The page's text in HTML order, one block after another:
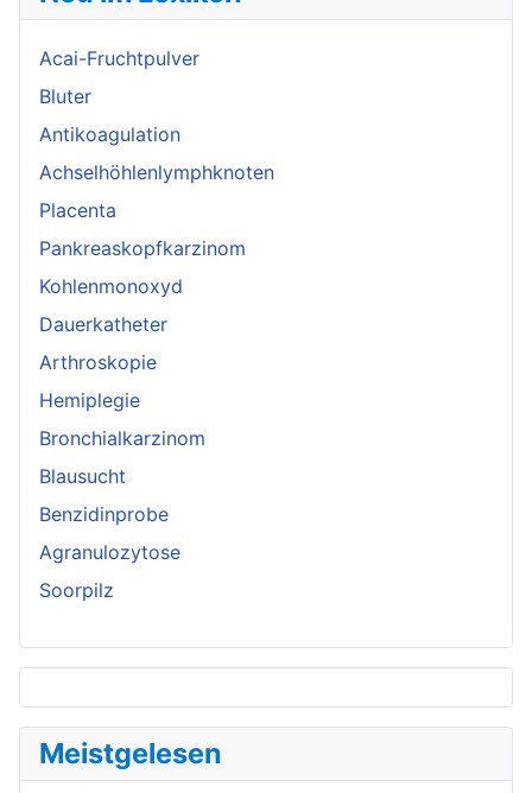
Acai-Fruchtpulver
Bluter
Antikoagulation
Achselhöhlenlymphknoten
Placenta
Pankreaskopfkarzinom
Kohlenmonoxyd
Dauerkatheter
Arthroskopie
Hemiplegie
Bronchialkarzinom
Blausucht
Benzidinprobe
Agranulozytose
Soorpilz
Meistgelesen